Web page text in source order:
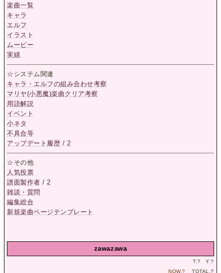
楽曲一覧
キャラ
エルフ
イラスト
ムービー
実績
☆システム関連
キャラ・エルフの組み合わせ考察
マリヤ(小悪魔)楽曲クリア考察
用語解説
イベント
小ネタ
不具合等
アップデート履歴 / 2
☆その他
人気投票
譜面製作者 /2
雑談・質問
編集総合
新規楽曲ページテンプレート
zawazawa
T.? Y.?
NOW.? TOTAL.?